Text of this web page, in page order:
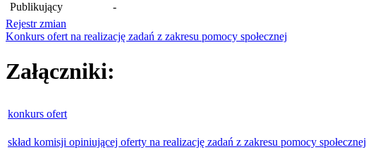
Publikujący
-
Rejestr zmian
Konkurs ofert na realizację zadań z zakresu pomocy społecznej
Załączniki:
konkurs ofert
skład komisji opiniującej oferty na realizację zadań z zakresu pomocy społecznej